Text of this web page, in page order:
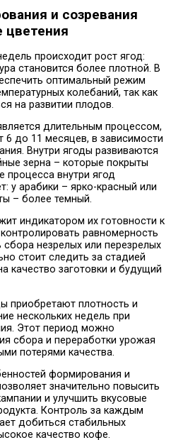
и созревания
цветения
происходит рост ягод:
становится более плотной. В
оптимальный режим
колебаний, так как
на развитии плодов.
длительным процессом,
6 до 11 месяцев, в зависимости
Внутри ягоды развиваются
зерна – которые покрыты
процесса внутри ягод
у арабики – ярко-красный или
– более темный.
индикатором их готовности к
равномерность
незрелых или перезрелых
стоит следить за стадией
качество заготовки и будущий
приобретают плотность и
нескольких недель при
Этот период можно
сбора и переработки урожая
потерями качества.
формирования и
значительно повысить
и улучшить вкусовые
Контроль за каждым
добиться стабильных
качество кофе.